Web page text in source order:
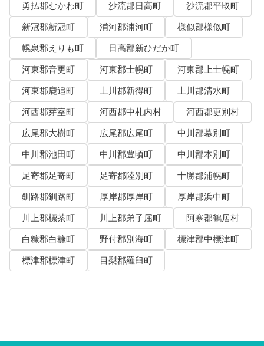
勇払郡むかわ町
沙流郡日高町
沙流郡平取町
新冠郡新冠町
浦河郡浦河町
様似郡様似町
幌泉郡えりも町
日高郡新ひだか町
河東郡音更町
河東郡士幌町
河東郡上士幌町
河東郡鹿追町
上川郡新得町
上川郡清水町
河西郡芽室町
河西郡中札内村
河西郡更別村
広尾郡大樹町
広尾郡広尾町
中川郡幕別町
中川郡池田町
中川郡豊頃町
中川郡本別町
足寄郡足寄町
足寄郡陸別町
十勝郡浦幌町
釧路郡釧路町
厚岸郡厚岸町
厚岸郡浜中町
川上郡標茶町
川上郡弟子屈町
阿寒郡鶴居村
白糠郡白糠町
野付郡別海町
標津郡中標津町
標津郡標津町
目梨郡羅臼町